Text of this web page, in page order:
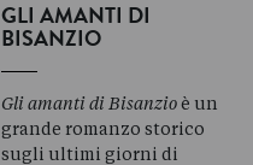
GLI AMANTI DI
BISANZIO
Gli amanti di Bisanzioè un
grande romanzo storico
sugli ultimi giorni di